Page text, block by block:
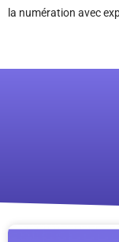
la numération avec